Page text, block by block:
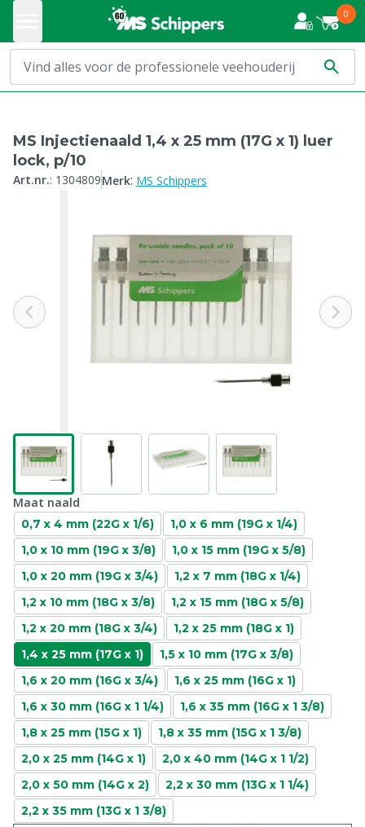
0
MS Injectienaald 1,4 x 25 mm (17G x 1) luer
lock, p/10
Art.nr.: 1304809Merk: MS Schippers
Maat naald
0,7 x 4 mm (22G x 1/6)
1,0 x 6 mm (19G x 1/4)
1,0 x 10 mm (19G x 3/8)
1,0 x 15 mm (19G x 5/8)
1,0 x 20 mm (19G x 3/4)
1,2 x 7 mm (18G x 1/4)
1,2 x 10 mm (18G x 3/8)
1,2 x 15 mm (18G x 5/8)
1,2 x 20 mm (18G x 3/4)
1,2 x 25 mm (18G x 1)
1,4 x 25 mm (17G x 1)
1,5 x 10 mm (17G x 3/8)
1,6 x 20 mm (16G x 3/4)
1,6 x 25 mm (16G x 1)
1,6 x 30 mm (16G x 1 1/4)
1,6 x 35 mm (16G x 1 3/8)
1,8 x 25 mm (15G x 1)
1,8 x 35 mm (15G x 1 3/8)
2,0 x 25 mm (14G x 1)
2,0 x 40 mm (14G x 1 1/2)
2,0 x 50 mm (14G x 2)
2,2 x 30 mm (13G x 1 1/4)
2,2 x 35 mm (13G x 1 3/8)